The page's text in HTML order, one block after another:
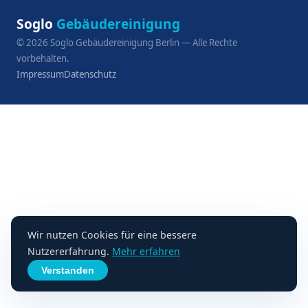
Soglo Gebäudereinigung
©2026 Soglo Gebäudereinigung Berlin — Alle Rechte
vorbehalten.
ImpressumDatenschutz
Wir nutzen Cookies für eine bessere
Nutzererfahrung. Mehr erfahren
Verstanden